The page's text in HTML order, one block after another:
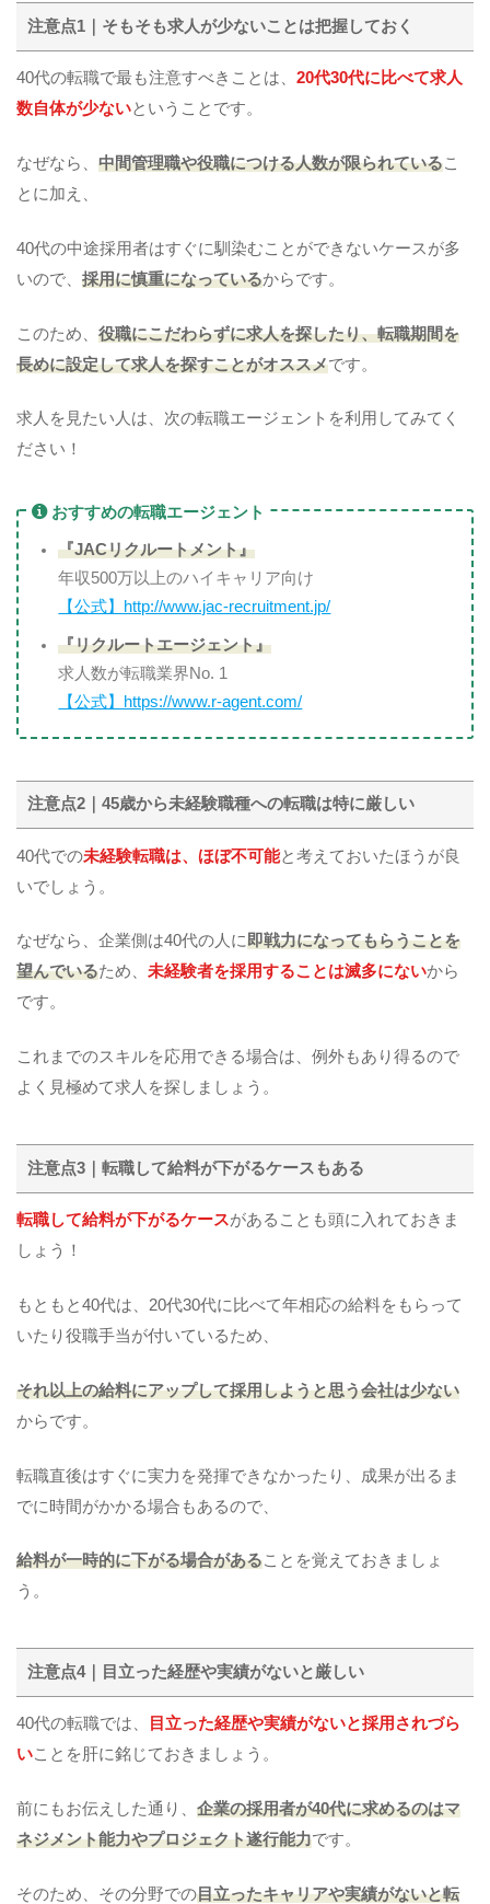
注意点1｜そもそも求人が少ないことは把握しておく
40代の転職で最も注意すべきことは、 20代30代に比べて求人
数自体が少ないということです。
なぜなら、 中間管理職や役職につける人数が限られているこ
とに加え、
40代の中途採用者はすぐに馴染むことができないケースが多
いので、 採用に慎重になっているからです。
このため、 役職にこだわらずに求人を探したり、転職期間を
長めに設定して求人を探すことがオススメです。
求人を見たい人は、次の転職エージェントを利用してみてく
ださい！
おすすめの転職エージェント
『JACリクルートメント』
年収500万以上のハイキャリア向け
【公式】http://www.jac-recruitment.jp/
『リクルートエージェント』
求人数が転職業界No. 1
【公式】https://www.r-agent.com/
注意点2｜45歳から未経験職種への転職は特に厳しい
40代での未経験転職は、ほぼ不可能と考えておいたほうが良
いでしょう。
なぜなら、企業側は40代の人に即戦力になってもらうことを
望んでいるため、 未経験者を採用することは滅多にないから
です。
これまでのスキルを応用できる場合は、例外もあり得るので
よく見極めて求人を探しましょう。
注意点3｜転職して給料が下がるケースもある
転職して給料が下がるケースがあることも頭に入れておきま
しょう！
もともと40代は、20代30代に比べて年相応の給料をもらって
いたり役職手当が付いているため、
それ以上の給料にアップして採用しようと思う会社は少ない
からです。
転職直後はすぐに実力を発揮できなかったり、成果が出るま
でに時間がかかる場合もあるので、
給料が一時的に下がる場合があることを覚えておきましょ
う。
注意点4｜目立った経歴や実績がないと厳しい
40代の転職では、
目立った経歴や実績がないと採用されづら
いことを肝に銘じておきましょう。
前にもお伝えした通り、 企業の採用者が40代に求めるのはマ
ネジメント能力やプロジェクト遂行能力です。
そのため、その分野での目立ったキャリアや実績がないと転